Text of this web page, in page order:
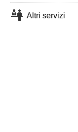
Altri servizi